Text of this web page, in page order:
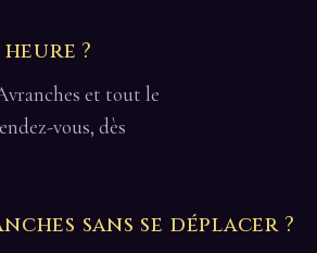
?
et tout le
vous, dès
sans se déplacer ?